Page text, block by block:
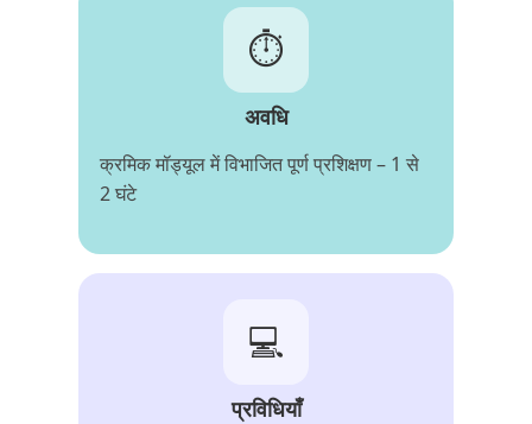
⏱️
अवधि
क्रमिक मॉड्यूल में विभाजित पूर्ण प्रशिक्षण – 1 से
2 घंटे
💻
प्रविधियाँ